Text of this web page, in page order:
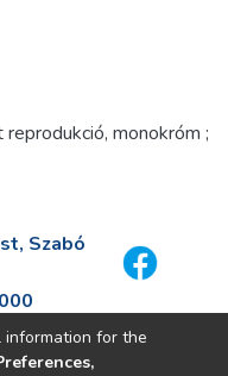
monokróm ;
Szabó
for the